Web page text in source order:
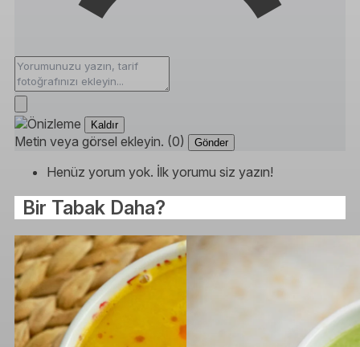
Kaldır
Metin veya görsel ekleyin. (0) Gönder
Henüz yorum yok. İlk yorumu siz yazın!
Bir Tabak Daha?